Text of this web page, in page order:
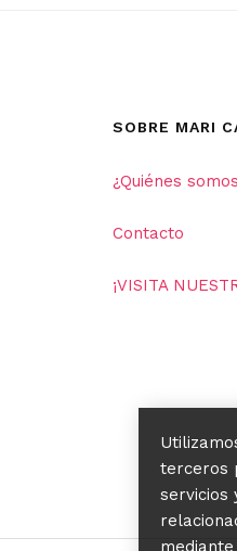
SOBRE MARI
¿Quiénes
Contacto
¡VISITA
terceros
servicios